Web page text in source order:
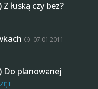
łuską czy bez?
07.01.2011
Do planowanej